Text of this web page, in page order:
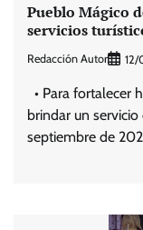
Pueblo Mágico
servicios
Redacción Autor
• Para fortalecer
brindar un servicio
septiembre de